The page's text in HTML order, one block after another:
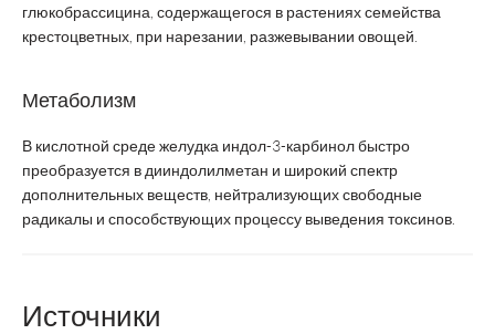
глюкобрассицина, содержащегося в растениях семейства
крестоцветных, при нарезании, разжевывании овощей.
Метаболизм
В кислотной среде желудка индол-3-карбинол быстро
преобразуется в дииндолилметан и широкий спектр
дополнительных веществ, нейтрализующих свободные
радикалы и способствующих процессу выведения токсинов.
Источники